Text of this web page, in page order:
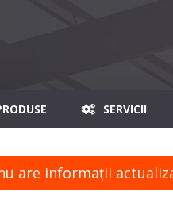
SERVICII
are informaţii